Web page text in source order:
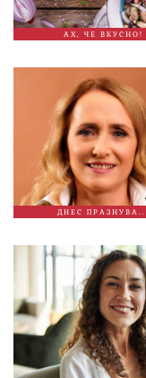
АХ, ЧЕ ВКУСНО!
ДНЕС ПРАЗНУВА...